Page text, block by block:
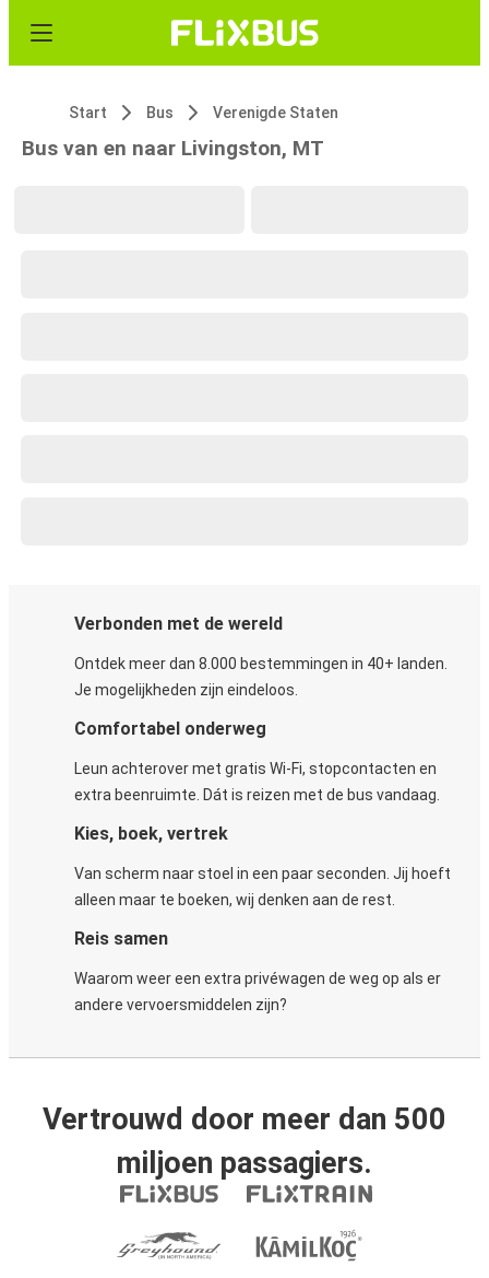
Start Bus Verenigde Staten
Bus van en naar Livingston, MT
Verbonden met de wereld
Ontdek meer dan 8.000 bestemmingen in 40+ landen.
Je mogelijkheden zijn eindeloos.
Comfortabel onderweg
Leun achterover met gratis Wi-Fi, stopcontacten en
extra beenruimte. Dát is reizen met de bus vandaag.
Kies, boek, vertrek
Van scherm naar stoel in een paar seconden. Jij hoeft
alleen maar te boeken, wij denken aan de rest.
Reis samen
Waarom weer een extra privéwagen de weg op als er
andere vervoersmiddelen zijn?
Vertrouwd door meer dan 500
miljoen passagiers.